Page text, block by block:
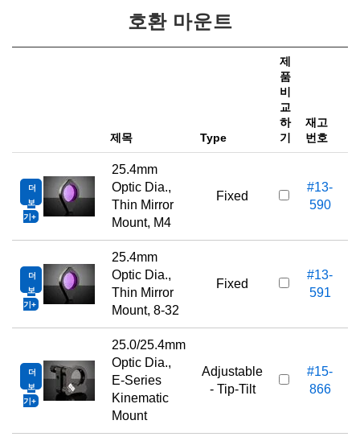
호환 마운트
제목 Type
제
품
비
교
하
기
재고
번호
더
보
기
25.4mm
Optic Dia.,
Thin Mirror
Mount, M4
Fixed
#13-
590
더
보
기
25.4mm
Optic Dia.,
Thin Mirror
Mount, 8-32
Fixed
#13-
591
더
보
기
25.0/25.4mm
Optic Dia.,
E-Series
Kinematic
Mount
Adjustable
- Tip-Tilt
#15-
866